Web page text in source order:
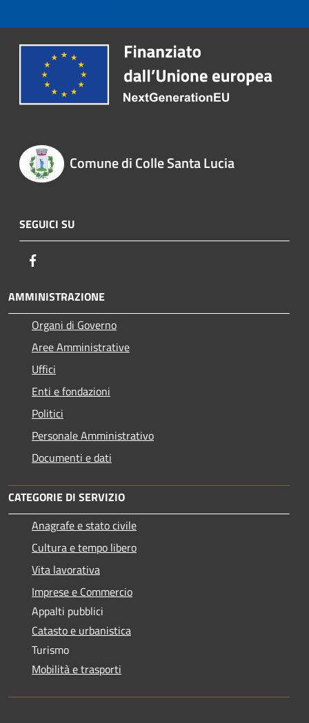
Comune di Colle Santa Lucia
SEGUICI SU
AMMINISTRAZIONE
Organi di Governo
Aree Amministrative
Uffici
Enti e fondazioni
Politici
Personale Amministrativo
Documenti e dati
CATEGORIE DI SERVIZIO
Anagrafe e stato civile
Cultura e tempo libero
Vita lavorativa
Imprese e Commercio
Appalti pubblici
Catasto e urbanistica
Turismo
Mobilità e trasporti